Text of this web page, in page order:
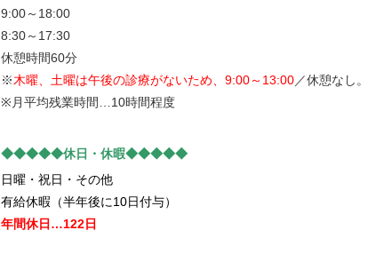
9:00～18:00
8:30～17:30
休憩時間60分
※木曜、土曜は午後の診療がないため、9:00～13:00／休憩なし。
※月平均残業時間…10時間程度
◆◆◆◆◆休日・休暇◆◆◆◆◆
日曜・祝日・その他
有給休暇（半年後に10日付与）
年間休日…122日